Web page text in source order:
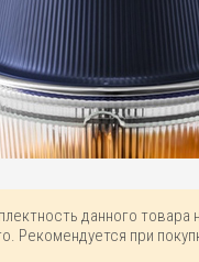
данного
Рекомендуется при